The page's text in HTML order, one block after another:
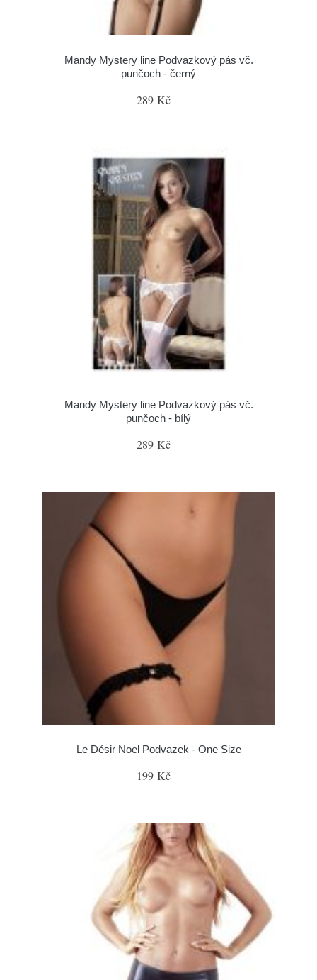
Mandy Mystery line Podvazkový pás vč.
punčoch - černý
289 Kč
Mandy Mystery line Podvazkový pás vč.
punčoch - bílý
289 Kč
Le Désir Noel Podvazek - One Size
199 Kč